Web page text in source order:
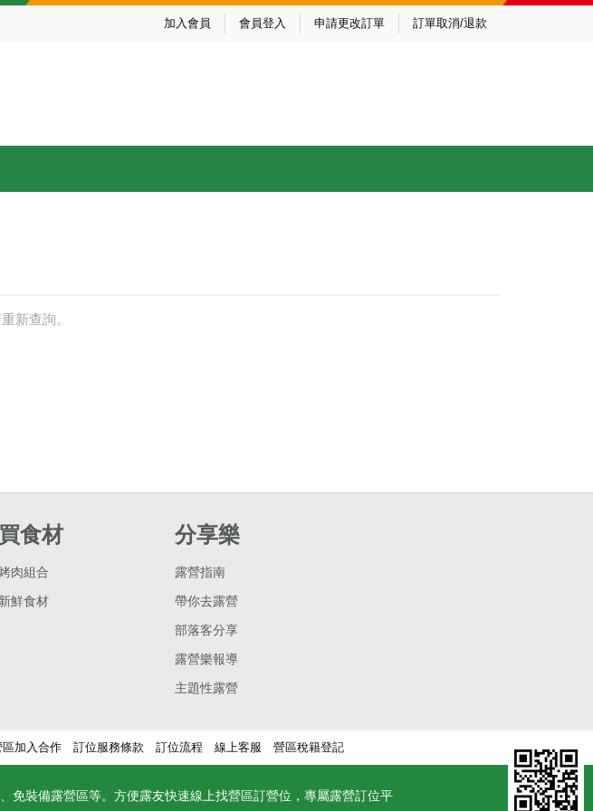
加入會員 會員登入 申請更改訂單 訂單取消/退款
新查詢。
買食材
肉組合
新鮮食材
分享樂
露營指南
帶你去露營
部落客分享
露營樂報導
主題性露營
區加入合作 訂位服務條款 訂位流程 線上客服 營區稅籍登記
免裝備露營區等。方便露友快速線上找營區訂營位，專屬露營訂位平